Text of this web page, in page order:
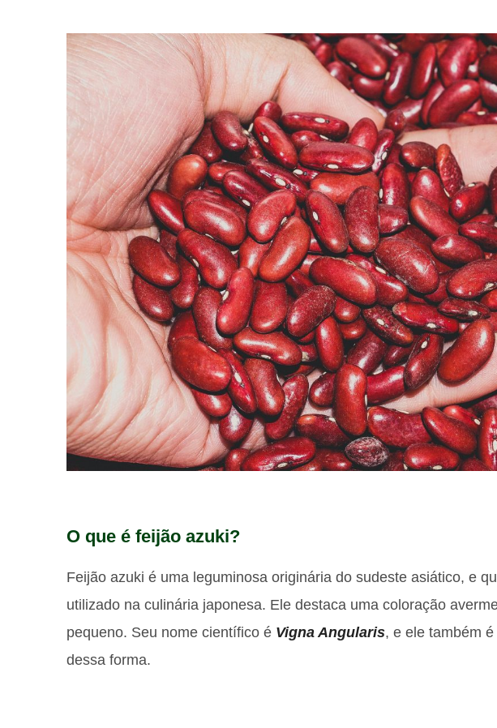
O que é feijão azuki?
Feijão azuki é uma leguminosa originária do sudeste asiático, e
utilizado na culinária japonesa. Ele destaca uma coloração
pequeno. Seu nome científico é Vigna Angularis, e ele também
dessa forma.